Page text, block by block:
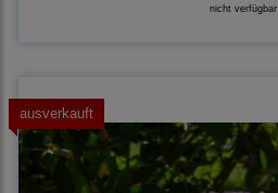
nicht verfügbar
ausverkauft